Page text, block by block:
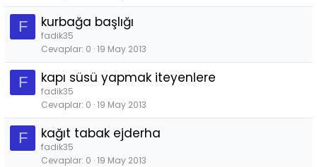
F kurbağa başlığı
fadik35
Cevaplar 0 19 May 2013
F kapı süsü yapmak iteyenlere
fadik35
Cevaplar 0 19 May 2013
F kağıt tabak ejderha
fadik35
Cevaplar 0 19 May 2013